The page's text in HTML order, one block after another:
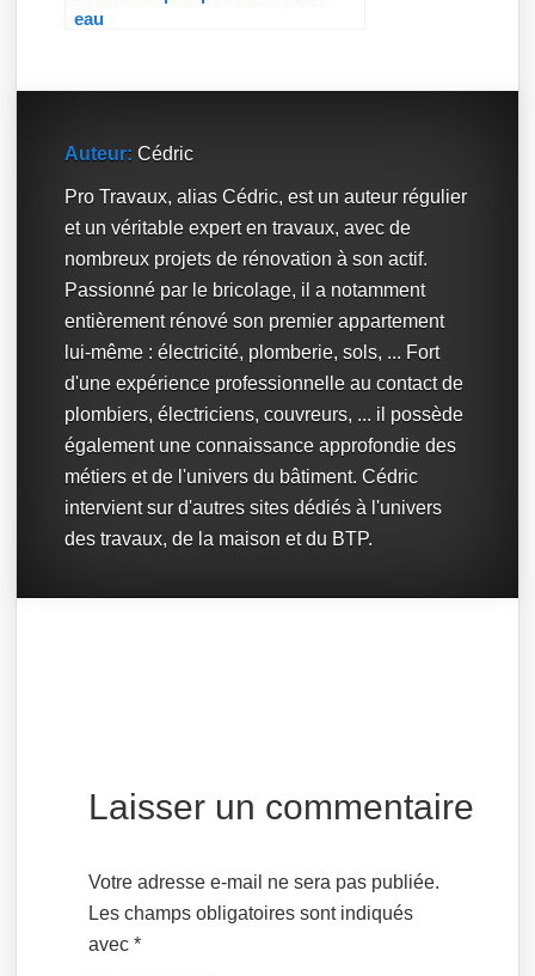
eau
Auteur: Cédric
Pro Travaux, alias Cédric, est un auteur régulier
et un véritable expert en travaux, avec de
nombreux projets de rénovation à son actif.
Passionné par le bricolage, il a notamment
entièrement rénové son premier appartement
lui-même : électricité, plomberie, sols, ... Fort
d'une expérience professionnelle au contact de
plombiers, électriciens, couvreurs, ... il possède
également une connaissance approfondie des
métiers et de l'univers du bâtiment. Cédric
intervient sur d'autres sites dédiés à l'univers
des travaux, de la maison et du BTP.
Laisser un commentaire
Votre adresse e-mail ne sera pas publiée.
Les champs obligatoires sont indiqués
avec*